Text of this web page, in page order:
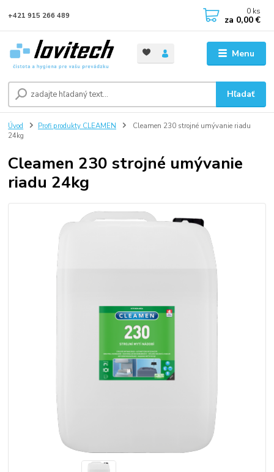
Menu
Hľadať
+421 915 266 489 0 ks
za 0,00 €
Úvod Profi produkty CLEAMEN
Cleamen 230 strojné umývanie riadu
24kg
Cleamen 230 strojné umývanie
riadu 24kg